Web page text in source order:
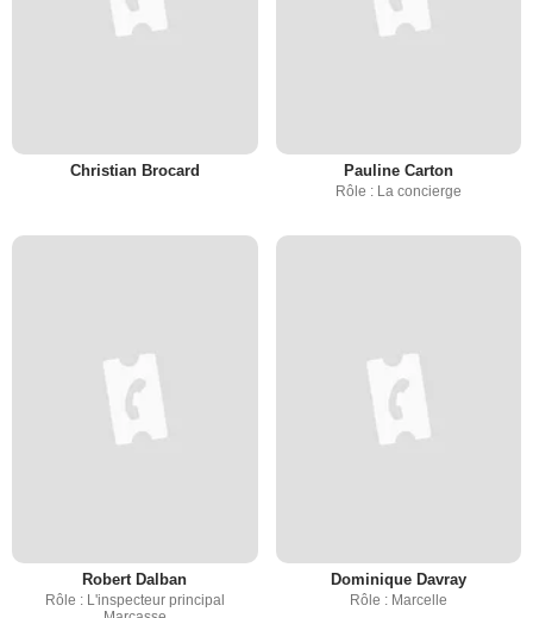
Christian Brocard Pauline Carton
Rôle : La concierge
Robert Dalban
Rôle : L'inspecteur principal
Dominique Davray
Rôle : Marcelle